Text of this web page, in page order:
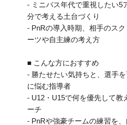
- ミニバス年代で重視したい5
分で考える土台づくり
- PnRの導入時期、相手のス
ーツや自主練の考え方
■ こんな方におすすめ
- 勝たせたい気持ちと、選手
に悩む指導者
- U12・U15で何を優先して教
ーチ
- PnRや強豪チームの練習を